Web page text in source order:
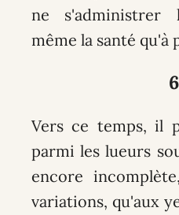
ne s'administrer
même la santé qu'à
Vers ce temps, il
parmi les lueurs
encore
variations, qu'aux